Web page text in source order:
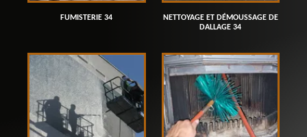
FUMISTERIE 34
NETTOYAGE ET DÉMOUSSAGE DE
DALLAGE 34